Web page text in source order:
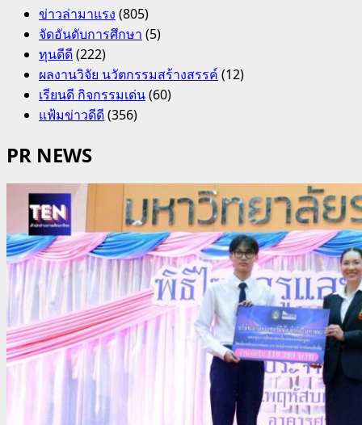
ข่าวล่ามาแรง (805)
จัดอันดับการศึกษา (5)
ทุนดีดี(222)
ผลงานวิจัย นวัตกรรมสร้างสรรค์(12)
เรียนดี กิจกรรมเด่น(60)
แฟ้มข่าวดีดี(356)
PR NEWS